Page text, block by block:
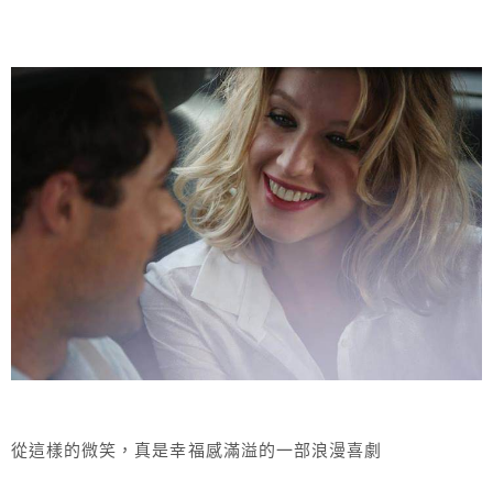
從這樣的微笑，真是幸福感滿溢的一部浪漫喜劇